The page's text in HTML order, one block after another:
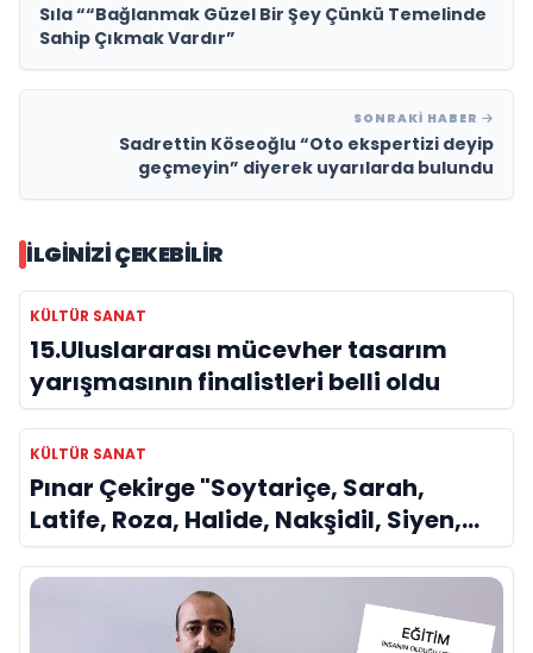
Sıla ““Bağlanmak Güzel Bir Şey Çünkü Temelinde
Sahip Çıkmak Vardır”
SONRAKI HABER
Sadrettin Köseoğlu “Oto ekspertizi deyip
geçmeyin” diyerek uyarılarda bulundu
İLGINIZI ÇEKEBILIR
KÜLTÜR SANAT
15.Uluslararası mücevher tasarım
yarışmasının finalistleri belli oldu
KÜLTÜR SANAT
Pınar Çekirge "Soytariçe, Sarah,
Latife, Roza, Halide, Nakşidil, Siyen,
Olga kısaca Dilek Türker veya La
Divina..."